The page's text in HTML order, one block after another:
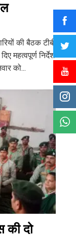
की बैठक टीबी
महत्वपूर्ण निर्देश
को...
की दो